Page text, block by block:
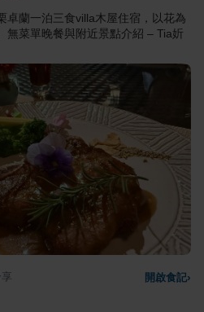
卓蘭一泊三食villa木屋住宿，以花為
無菜單晚餐與附近景點介紹 – Tia妡
開啟食記›